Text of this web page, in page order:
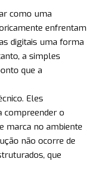
como uma
enfrentam
digitais uma forma
a simples
que a
Eles
compreender o
marca no ambiente
não ocorre de
que